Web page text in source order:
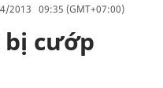
2013 09:35 (GMT+07:00)
cướp